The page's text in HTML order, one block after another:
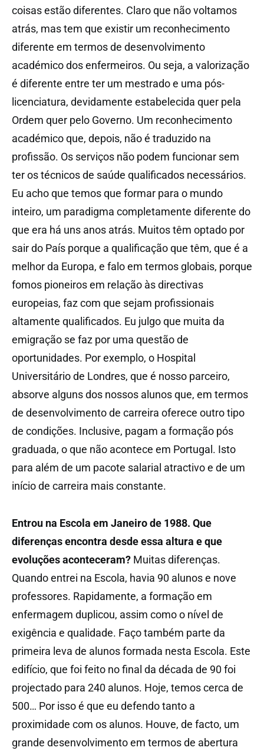
coisas estão diferentes. Claro que não voltamos
atrás, mas tem que existir um reconhecimento
diferente em termos de desenvolvimento
académico dos enfermeiros. Ou seja, a valorização
é diferente entre ter um mestrado e uma pós-
licenciatura, devidamente estabelecida quer pela
Ordem quer pelo Governo. Um reconhecimento
académico que, depois, não é traduzido na
profissão. Os serviços não podem funcionar sem
ter os técnicos de saúde qualificados necessários.
Eu acho que temos que formar para o mundo
inteiro, um paradigma completamente diferente do
que era há uns anos atrás. Muitos têm optado por
sair do País porque a qualificação que têm, que é a
melhor da Europa, e falo em termos globais, porque
fomos pioneiros em relação às directivas
europeias, faz com que sejam profissionais
altamente qualificados. Eu julgo que muita da
emigração se faz por uma questão de
oportunidades. Por exemplo, o Hospital
Universitário de Londres, que é nosso parceiro,
absorve alguns dos nossos alunos que, em termos
de desenvolvimento de carreira oferece outro tipo
de condições. Inclusive, pagam a formação pós
graduada, o que não acontece em Portugal. Isto
para além de um pacote salarial atractivo e de um
início de carreira mais constante.
Entrou na Escola em Janeiro de 1988. Que
diferenças encontra desde essa altura e que
evoluções aconteceram? Muitas diferenças.
Quando entrei na Escola, havia 90 alunos e nove
professores. Rapidamente, a formação em
enfermagem duplicou, assim como o nível de
exigência e qualidade. Faço também parte da
primeira leva de alunos formada nesta Escola. Este
edifício, que foi feito no final da década de 90 foi
projectado para 240 alunos. Hoje, temos cerca de
500… Por isso é que eu defendo tanto a
proximidade com os alunos. Houve, de facto, um
grande desenvolvimento em termos de abertura